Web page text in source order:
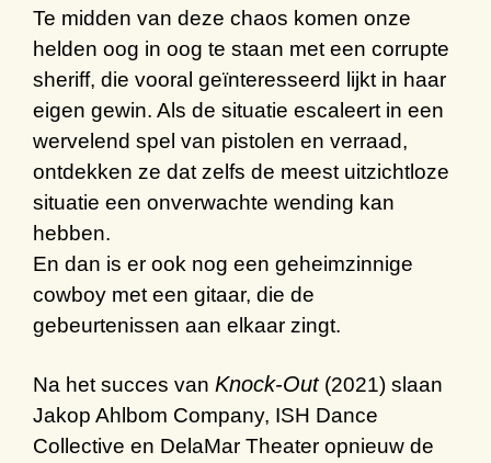
Te midden van deze chaos komen onze
helden oog in oog te staan met een corrupte
sheriff, die vooral geïnteresseerd lijkt in haar
eigen gewin. Als de situatie escaleert in een
wervelend spel van pistolen en verraad,
ontdekken ze dat zelfs de meest uitzichtloze
situatie een onverwachte wending kan
hebben.
En dan is er ook nog een geheimzinnige
cowboy met een gitaar, die de
gebeurtenissen aan elkaar zingt.
Na het succes van Knock-Out(2021) slaan
Jakop Ahlbom Company, ISH Dance
Collective en DelaMar Theater opnieuw de